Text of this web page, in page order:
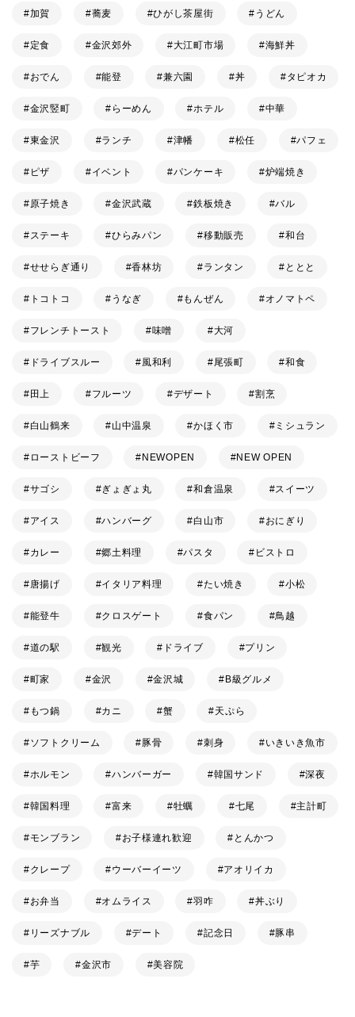
加賀 蕎麦 ひがし茶屋街 うどん
定食 金沢郊外 大江町市場 海鮮丼
おでん 能登 兼六園 丼 タピオカ
金沢竪町 らーめん ホテル 中華
東金沢 ランチ 津幡 松任 パフェ
ピザ イベント パンケーキ 炉端焼き
原子焼き 金沢武蔵 鉄板焼き バル
ステーキ ひらみパン 移動販売 和台
せせらぎ通り 香林坊 ランタン ととと
トコトコ うなぎ もんぜん オノマトペ
フレンチトースト 味噌 大河
ドライブスルー 風和利 尾張町 和食
田上 フルーツ デザート 割烹
白山鶴来 山中温泉 かほく市 ミシュラン
ローストビーフ NEWOPEN NEW OPEN
サゴシ ぎょぎょ丸 和倉温泉 スイーツ
アイス ハンバーグ 白山市 おにぎり
カレー 郷土料理 パスタ ビストロ
唐揚げ イタリア料理 たい焼き 小松
能登牛 クロスゲート 食パン 鳥越
道の駅 観光 ドライブ プリン
町家 金沢 金沢城 B級グルメ
もつ鍋 カニ 蟹 天ぷら
ソフトクリーム 豚骨 刺身 いきいき魚市
ホルモン ハンバーガー 韓国サンド 深夜
韓国料理 富来 牡蠣 七尾 主計町
モンブラン お子様連れ歓迎 とんかつ
クレープ ウーバーイーツ アオリイカ
お弁当 オムライス 羽咋 丼ぶり
リーズナブル デート 記念日 豚串
芋 金沢市 美容院